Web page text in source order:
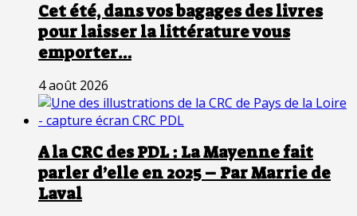
Cet été, dans vos bagages des livres
pour laisser la littérature vous
emporter…
4 août 2026
A la CRC des PDL : La Mayenne fait
parler d’elle en 2025 – Par Marrie de
Laval